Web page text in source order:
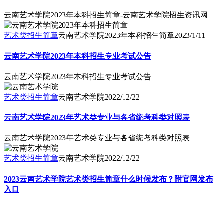
云南艺术学院2023年本科招生简章-云南艺术学院招生资讯网
艺术类招生简章云南艺术学院2023年本科招生简章2023/1/11
云南艺术学院2023年本科招生专业考试公告
云南艺术学院2023年本科招生专业考试公告
艺术类招生简章云南艺术学院2022/12/22
云南艺术学院2023年艺术类专业与各省统考科类对照表
云南艺术学院2023年艺术类专业与各省统考科类对照表
艺术类招生简章云南艺术学院2022/12/22
2023云南艺术学院艺术类招生简章什么时候发布？附官网发布
入口